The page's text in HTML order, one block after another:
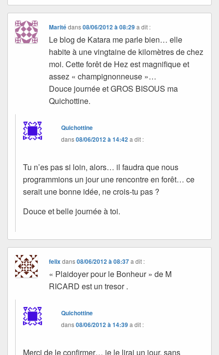
Maritédans08/06/2012 à 08:29 a dit :
Le blog de Katara me parle bien… elle
habite à une vingtaine de kilomètres de chez
moi. Cette forêt de Hez est magnifique et
assez « champignonneuse »…
Douce journée et GROS BISOUS ma
Quichottine.
Quichottine
dans08/06/2012 à 14:42a dit :
Tu n’es pas si loin, alors… il faudra que nous
programmions un jour une rencontre en forêt… ce
serait une bonne idée, ne crois-tu pas ?
Douce et belle journée à toi.
felixdans08/06/2012 à 08:37 a dit :
« Plaidoyer pour le Bonheur » de M
RICARD est un tresor .
Quichottine
dans08/06/2012 à 14:39a dit :
Merci de le confirmer… je le lirai un jour, sans